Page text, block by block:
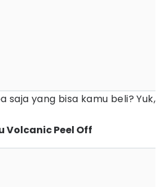
saja yang bisa kamu beli? Yuk,
Volcanic Peel Off